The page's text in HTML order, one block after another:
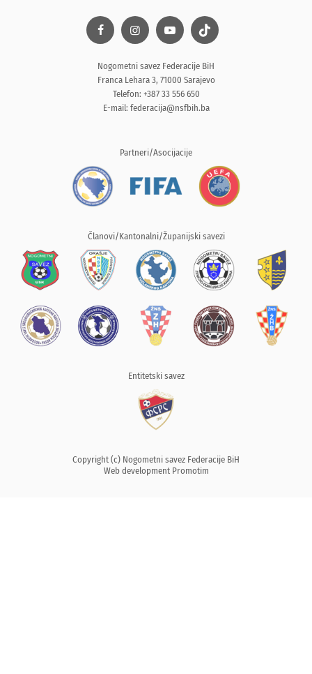
Nogometni savez Federacije BiH
Franca Lehara 3, 71000 Sarajevo
Telefon: +387 33 556 650
E-mail: federacija@nsfbih.ba
Partneri/Asocijacije
Članovi/Kantonalni/Županijski savezi
Entitetski savez
Copyright (c) Nogometni savez Federacije BiH
Web development Promotim